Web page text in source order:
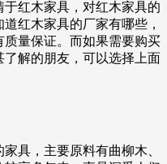
红木家具，对红木家具的
红木家具的厂家有哪些，
量保证。而如果需要购买
解的朋友，可以选择上面
具，主要原料有曲柳木、